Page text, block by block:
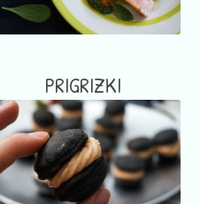
PRIGRIZKI